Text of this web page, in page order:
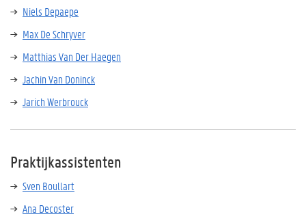
Niels Depaepe
Max De Schryver
Matthias Van Der Haegen
Jachin Van Doninck
Jarich Werbrouck
Praktijkassistenten
Sven Boullart
Ana Decoster